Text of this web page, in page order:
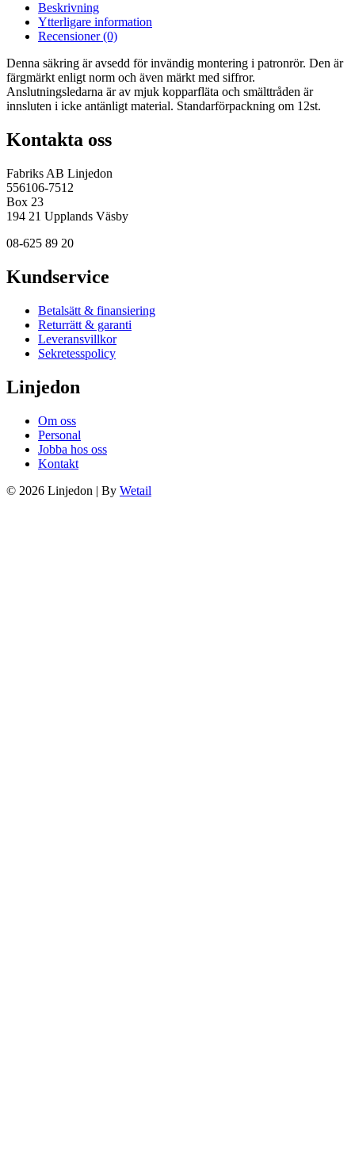
Beskrivning
Ytterligare information
Recensioner (0)
Denna säkring är avsedd för invändig montering i patronrör. Den är
färgmärkt enligt norm och även märkt med siffror.
Anslutningsledarna är av mjuk kopparfläta och smälttråden är
innsluten i icke antänligt material. Standarförpackning om 12st.
Kontakta oss
Fabriks AB Linjedon
556106-7512
Box 23
194 21 Upplands Väsby
08-625 89 20
Kundservice
Betalsätt & finansiering
Returrätt & garanti
Leveransvillkor
Sekretesspolicy
Linjedon
Om oss
Personal
Jobba hos oss
Kontakt
© 2026 Linjedon | By Wetail